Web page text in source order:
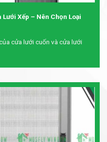
Lưới Xếp – Nên Chọn Loại
cửa lưới cuốn và cửa lưới